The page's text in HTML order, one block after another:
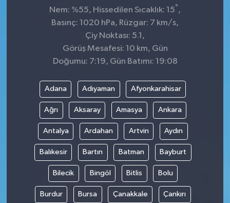
Nem: %55, Hissedilen Sıcaklık: 15° ,
Basınç: 1020 hPa, Rüzgar: 7 km/s,
Çiy Noktası: 5.1,
Görüş Mesafesi: 10 km, Gün
Doğumu: 7:19, Gün Batımı: 19:08
Adana Adıyaman Afyonkarahisar
Ağrı Aksaray Amasya Ankara
Antalya Ardahan Artvin Aydın
Balıkesir Bartın Batman Bayburt
Bilecik Bingöl Bitlis Bolu
Burdur Bursa Çanakkale Çankırı